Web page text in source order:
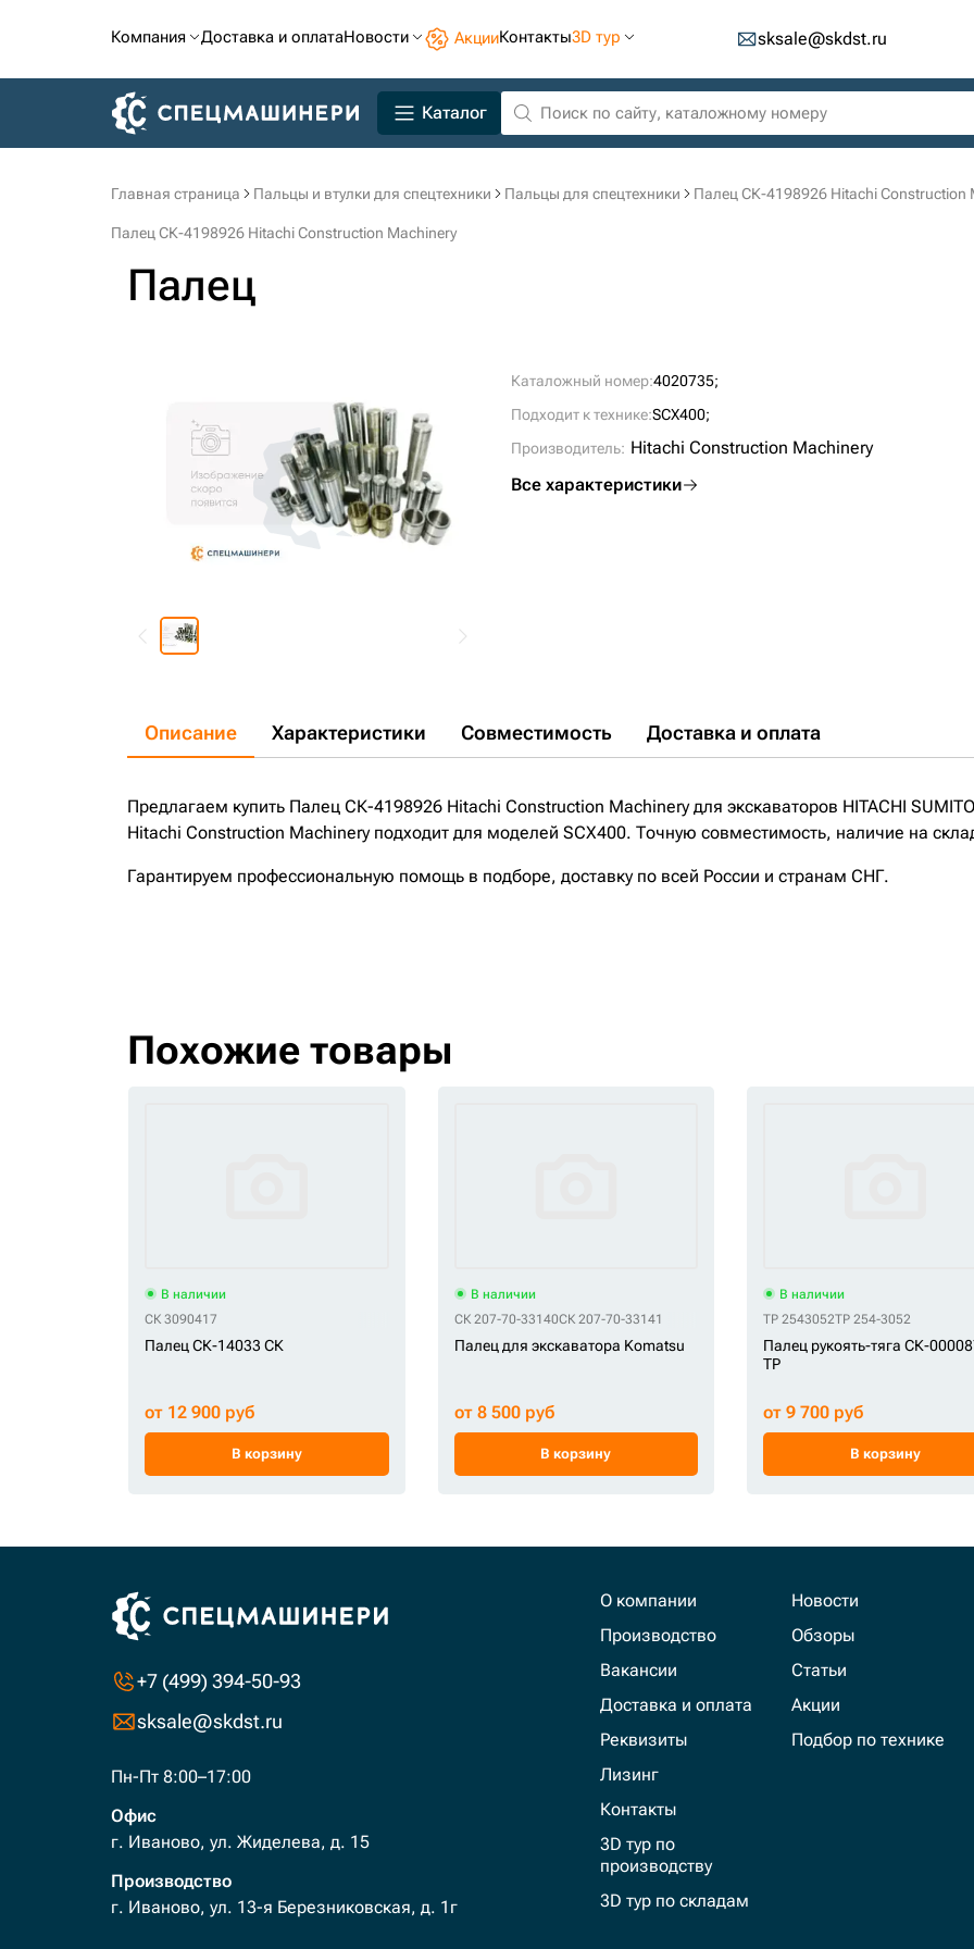
Компания Доставка и оплатаНовости АкцииКонтакты3D тур sksale@skdst.ru
Каталог
Главная страница Пальцы и втулки для спецтехники Пальцы для спецтехники Палец СК-4198926 Hitachi Construction
Палец СК-4198926 Hitachi Construction Machinery
Палец
Каталожный номер:4020735;
Подходит к технике:SCX400;
Производитель: Hitachi Construction Machinery
Все характеристики
Описание Характеристики Совместимость Доставка и оплата
Предлагаем купить Палец СК-4198926 Hitachi Construction Machinery для экскаваторов HITACHI
Hitachi Construction Machinery подходит для моделей SCX400. Точную совместимость, наличие на
Гарантируем профессиональную помощь в подборе, доставку по всей России и странам СНГ.
Похожие товары
В наличии
СК 3090417
Палец СК-14033 СК
от 12 900 руб
В корзину
В наличии
СК 207-70-33140СК 207-70-33141
Палец для экскаватора Komatsu
от 8 500 руб
В корзину
В наличии
TP 2543052TP 254-3052
Палец рукоять-тяга СК-
TP
от 9 700 руб
В корзину
+7 (499) 394-50-93
sksale@skdst.ru
Пн-Пт 8:00–17:00
Офис
г. Иваново, ул. Жиделева, д. 15
Производство
г. Иваново, ул. 13-я Березниковская, д. 1г
О компании
Производство
Вакансии
Доставка и оплата
Реквизиты
Лизинг
Контакты
3D тур по
производству
3D тур по складам
Новости
Обзоры
Статьи
Акции
Подбор по технике